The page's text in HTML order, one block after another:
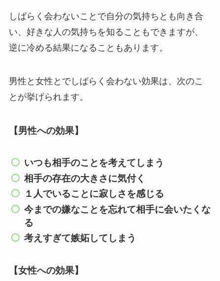
しばらく会わないことで自分の気持ちとも向き合
い、好きな人の気持ちを知ることもできますが、
逆に冷める結果になることもあります。
男性と女性とでしばらく会わない効果は、次のこ
とが挙げられます。
【男性への効果】
いつも相手のことを考えてしまう
相手の存在の大きさに気付く
１人でいることに寂しさを感じる
今までの嫌なことを忘れて相手に会いたくな
る
考えすぎて嫉妬してしまう
【女性への効果】